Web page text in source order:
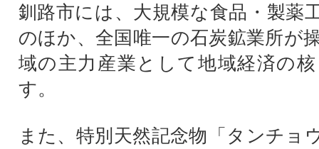
釧路市には、大規模な食品・製薬
のほか、全国唯一の石炭鉱業所が
域の主力産業として地域経済の
す。
また、特別天然記念物「タンチョ